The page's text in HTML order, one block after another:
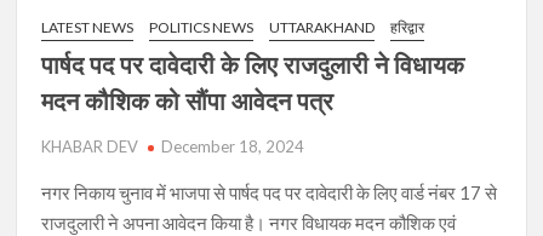
LATEST NEWS POLITICS NEWS UTTARAKHAND हरिद्वार
पार्षद पद पर दावेदारी के लिए राजदुलारी ने विधायक
मदन कौशिक को सौंपा आवेदन पत्र
KHABAR DEV December 18, 2024
नगर निकाय चुनाव में भाजपा से पार्षद पद पर दावेदारी के लिए वार्ड नंबर 17 से
राजदुलारी ने अपना आवेदन किया है। नगर विधायक मदन कौशिक एवं